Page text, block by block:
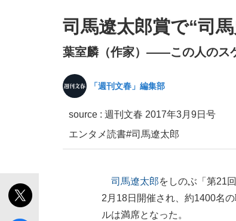
「敗因分析は一切聞かれなかった
キングの誕生を、目撃せよ。
司馬遼太郎賞で“司
葉室麟（作家）――この人のス
「週刊文春」編集部
source : 週刊文春 2017年3月9日号
エンタメ読書#司馬遼太郎
司馬遼太郎をしのぶ「第21
2月18日開催され、約1400名
ルは満席となった。